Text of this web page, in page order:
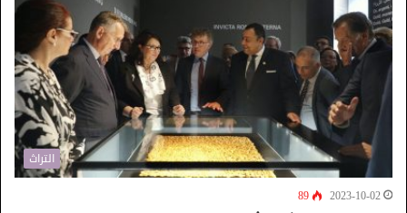
التراث
2023-10-02
89